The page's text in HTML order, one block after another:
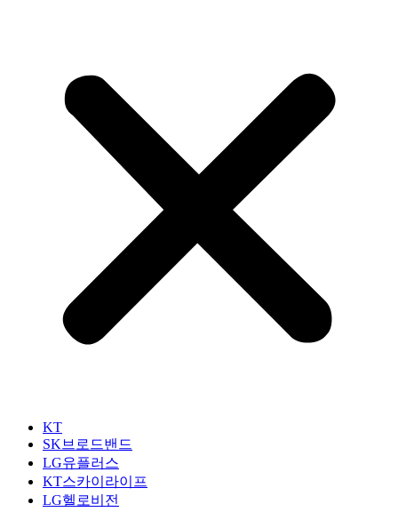
KT
SK브로드밴드
LG유플러스
KT스카이라이프
LG헬로비전